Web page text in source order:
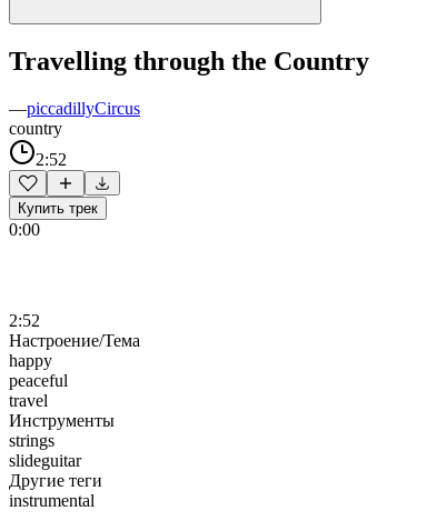
Travelling through the Country
—piccadillyCircus
country
2:52
Купить трек
0:00
2:52
Настроение/Тема
happy
peaceful
travel
Инструменты
strings
slideguitar
Другие теги
instrumental